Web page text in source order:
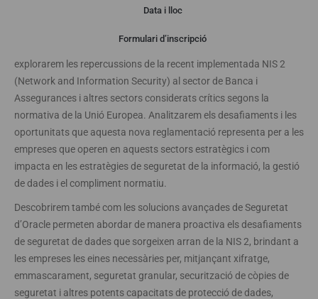
Data i lloc
Formulari d’inscripció
Des d’ABAST i Oracle volem convidar-te a un esdeveniment on
explorarem les repercussions de la recent implementada NIS 2
(Network and Information Security) al sector de Banca i
Assegurances i altres sectors considerats crítics segons la
normativa de la Unió Europea. Analitzarem els desafiaments i les
oportunitats que aquesta nova reglamentació representa per a les
empreses que operen en aquests sectors estratègics i com
impacta en les estratègies de seguretat de la informació, la gestió
de dades i el compliment normatiu.
Descobrirem també com les solucions avançades de Seguretat
d’Oracle permeten abordar de manera proactiva els desafiaments
de seguretat de dades que sorgeixen arran de la NIS 2, brindant a
les empreses les eines necessàries per, mitjançant xifratge,
emmascarament, seguretat granular, securització de còpies de
seguretat i altres potents capacitats de protecció de dades,